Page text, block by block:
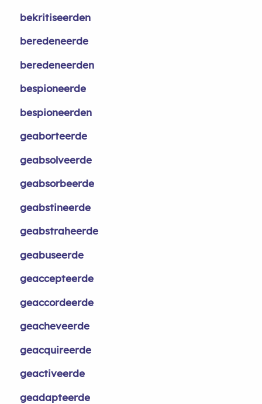
bekritiseerden
beredeneerde
beredeneerden
bespioneerde
bespioneerden
geaborteerde
geabsolveerde
geabsorbeerde
geabstineerde
geabstraheerde
geabuseerde
geaccepteerde
geaccordeerde
geacheveerde
geacquireerde
geactiveerde
geadapteerde